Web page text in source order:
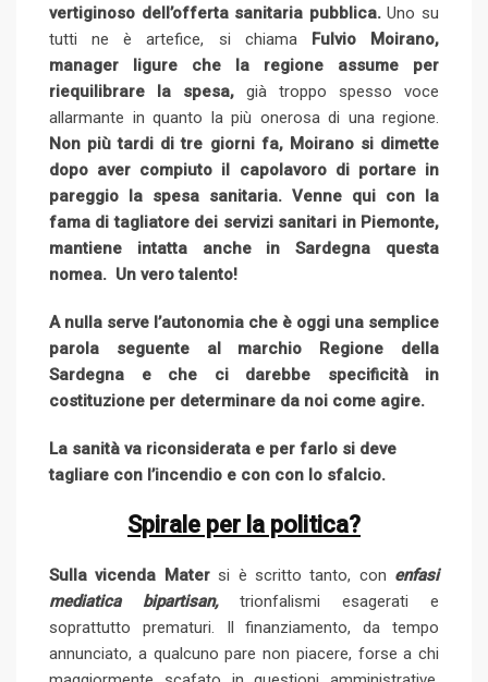
vertiginoso dell’offerta sanitaria pubblica.Uno su
tutti ne è artefice, si chiama
Fulvio Moirano,
manager ligure che la regione assume per
riequilibrare la spesa, già troppo spesso voce
allarmante in quanto la più onerosa di una regione.
Non più tardi di tre giorni fa, Moirano si dimette
dopo aver compiuto il capolavoro di portare in
pareggio la spesa sanitaria. Venne qui con la
fama di tagliatore dei servizi sanitari in Piemonte,
mantiene intatta anche in Sardegna questa
nomea. Un vero talento!
A nulla serve l’autonomia che è oggi una semplice
parola seguente al marchio Regione della
Sardegna e che ci darebbe specificità in
costituzione per determinare da noi come agire.
La sanità va riconsiderata e per farlo si deve
tagliare con l’incendio e con con lo sfalcio.
Spirale per la politica?
Sulla vicenda Matersi è scritto tanto, con enfasi
mediatica bipartisan,trionfalismi esagerati e
soprattutto prematuri. Il finanziamento, da tempo
annunciato, a qualcuno pare non piacere, forse a chi